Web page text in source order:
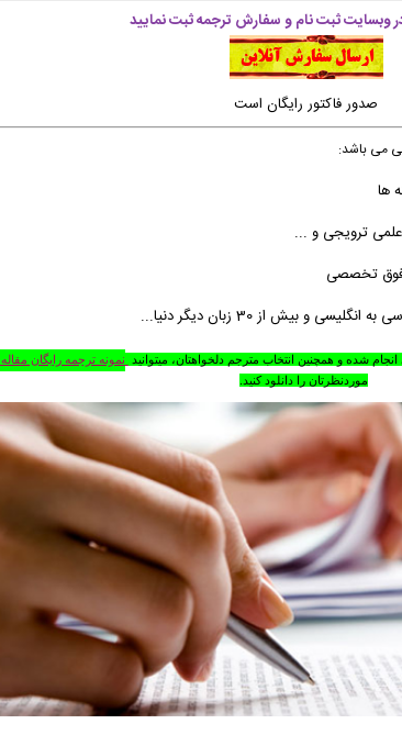
وبسایت ثبت نام و سفارش ترجمه ثبت نمایید
صدور فاکتور رایگان است
می باشد:
ها
فوق تخصصی
و بیش از 30 زبان دیگر دنیا...
شده و همچنین انتخاب مترجمدلخواهتان، میتوانید نمونه ترجمه رایگان مقاله
موردنظرتان را دانلود کنید